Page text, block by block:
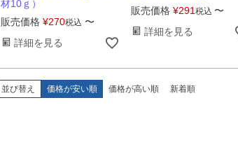
材10ｇ）
販売価格 ¥270税込 〜
詳細を見る
販売価格 ¥291 税込 〜
詳細を見る
並び替え 価格が安い順 価格が高い順 新着順